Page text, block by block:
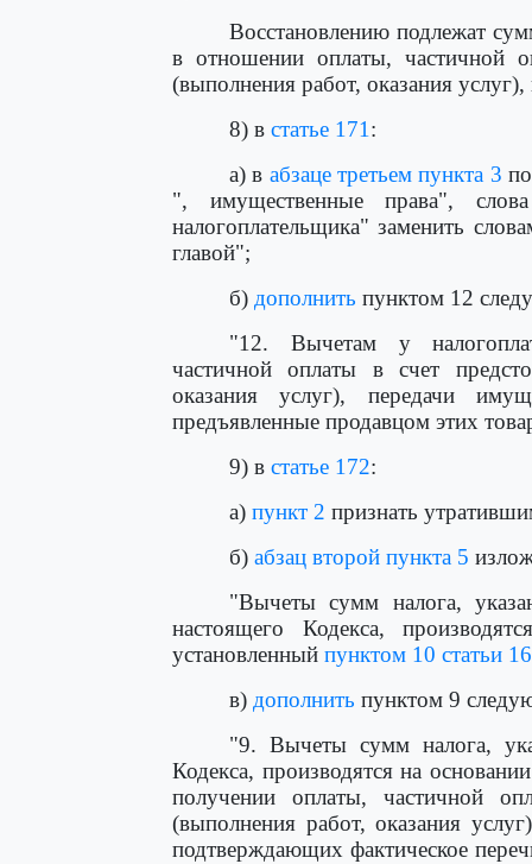
Восстановлению подлежат
в отношении оплаты, частичной
(выполнения работ, оказания
8) в статье 171 :
а) в абзаце третьем пункта 3
", имущественные права",
налогоплательщика" заменить
главой";
б) дополнить пунктом 12
"12. Вычетам у
частичной оплаты в счет
оказания услуг), передачи
предъявленные продавцом этих
9) в статье 172:
а) пункт 2 признать
б) абзац второй пункта 5
"Вычеты сумм налога,
настоящего Кодекса,
установленный пунктом 10 статьи
в) дополнить пунктом 9
"9. Вычеты сумм налога,
Кодекса, производятся на
получении оплаты, частичной
(выполнения работ, оказания
подтверждающих фактическое